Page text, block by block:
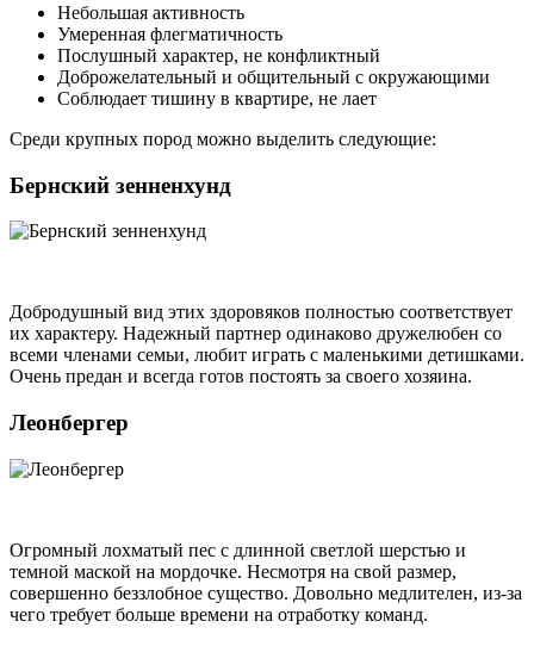
Небольшая активность
Умеренная флегматичность
Послушный характер, не конфликтный
Доброжелательный и общительный с окружающими
Соблюдает тишину в квартире, не лает
Среди крупных пород можно выделить следующие:
Бернский зенненхунд
Добродушный вид этих здоровяков полностью соответствует
их характеру. Надежный партнер одинаково дружелюбен со
всеми членами семьи, любит играть с маленькими детишками.
Очень предан и всегда готов постоять за своего хозяина.
Леонбергер
Огромный лохматый пес с длинной светлой шерстью и
темной маской на мордочке. Несмотря на свой размер,
совершенно беззлобное существо. Довольно медлителен, из-за
чего требует больше времени на отработку команд.